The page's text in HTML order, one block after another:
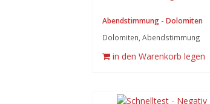
Abendstimmung - Dolomiten
Dolomiten, Abendstimmung
in den Warenkorb legen